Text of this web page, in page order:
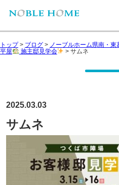
トップ> ブログ > ノーブルホーム県南・東
平屋
施主邸見学会 >サムネ
2025.03.03
サムネ